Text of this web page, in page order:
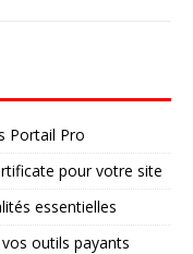
Portail Pro
pour votre site
essentielles
outils payants